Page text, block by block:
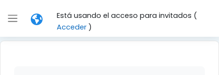
Panel lateral
Está usando el acceso para invitados (
Acceder)